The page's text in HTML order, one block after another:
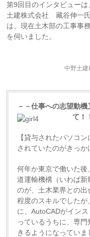
第9回目のインタビュー
土建株式会社 藏谷伸一
は、現在土木部の工事事
を伺いました。
中野土建
－－仕事への志望動
て！
【貸与されたパソコ
されていたのがきっか
何年か東京で働いた
道運輸機構（いわば
のが、土木業界との
程度のスキルでした
に、AutoCADがイン
っているうちに、専
きるようになっていま